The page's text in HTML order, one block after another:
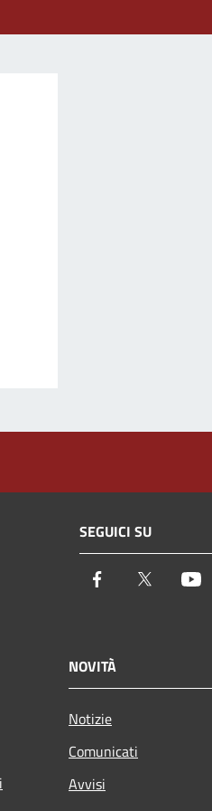
SEGUICI SU
Facebook Twitter
NOVITÀ
Notizie
Comunicati
Avvisi